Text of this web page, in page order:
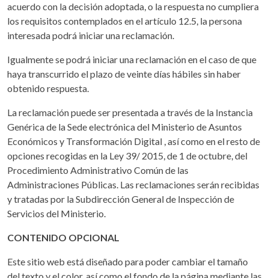
acuerdo con la decisión adoptada, o la respuesta no cumpliera
los requisitos contemplados en el artículo 12.5, la persona
interesada podrá iniciar una reclamación.
Igualmente se podrá iniciar una reclamación en el caso de que
haya transcurrido el plazo de veinte días hábiles sin haber
obtenido respuesta.
La reclamación puede ser presentada a través de la Instancia
Genérica de la Sede electrónica del Ministerio de Asuntos
Económicos y Transformación Digital , así como en el resto de
opciones recogidas en la Ley 39/ 2015, de 1 de octubre, del
Procedimiento Administrativo Común de las
Administraciones Públicas. Las reclamaciones serán recibidas
y tratadas por la Subdirección General de Inspección de
Servicios del Ministerio.
CONTENIDO OPCIONAL
Este sitio web está diseñado para poder cambiar el tamaño